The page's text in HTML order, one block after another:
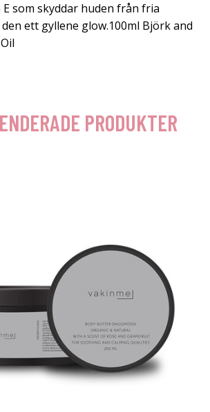
som skyddar huden från fria
ett gyllene glow.100ml Björk and
PRODUKTER